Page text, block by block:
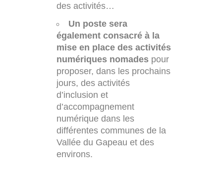
des activités…
Un poste sera
également consacré à la
mise en place des activités
numériques nomades pour
proposer, dans les prochains
jours, des activités
d’inclusion et
d’accompagnement
numérique dans les
différentes communes de la
Vallée du Gapeau et des
environs.